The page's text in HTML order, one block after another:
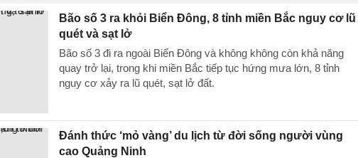
Bão số 3 ra khỏi Biển Đông, 8 tỉnh miền Bắc nguy cơ lũ
quét và sạt lở
Bão số 3 đi ra ngoài Biển Đông và không không còn khả năng
quay trở lại, trong khi miền Bắc tiếp tục hứng mưa lớn, 8 tỉnh
nguy cơ xảy ra lũ quét, sạt lở đất.
Đánh thức ‘mỏ vàng’ du lịch từ đời sống người vùng
cao Quảng Ninh